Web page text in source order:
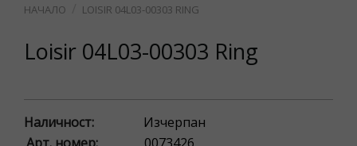
LOISIR 04L03-00303 RING
Loisir 04L03-00303 Ring
Наличност:
Изчерпан